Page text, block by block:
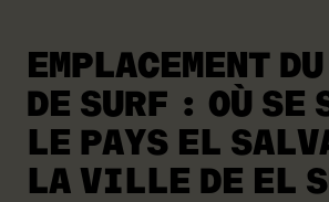
EMPLACEMENT
DE SURF : OÙ SE
LE PAYS EL
LA VILLE DE EL